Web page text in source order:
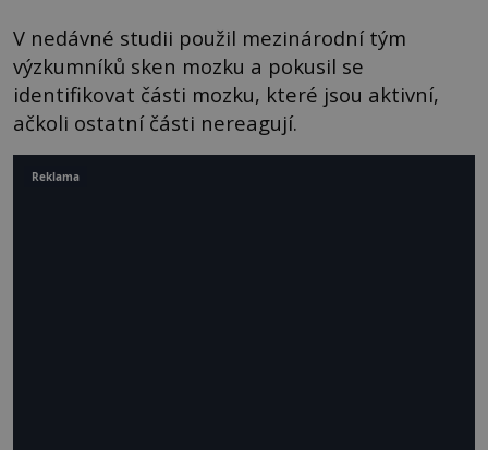
V nedávné studii použil mezinárodní tým
výzkumníků sken mozku a pokusil se
identifikovat části mozku, které jsou aktivní,
ačkoli ostatní části nereagují.
Reklama